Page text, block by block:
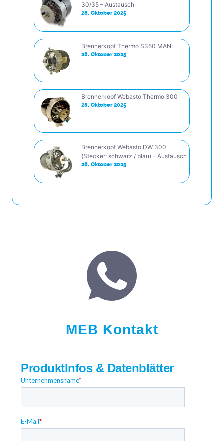
30/35 – Austausch
28. Oktober 2025
Brennerkopf Thermo S350 MAN
28. Oktober 2025
Brennerkopf Webasto Thermo 300
28. Oktober 2025
Brennerkopf Webasto DW 300
(Stecker: schwarz / blau) – Austausch
28. Oktober 2025
MEB Kontakt
ProduktInfos & Datenblätter